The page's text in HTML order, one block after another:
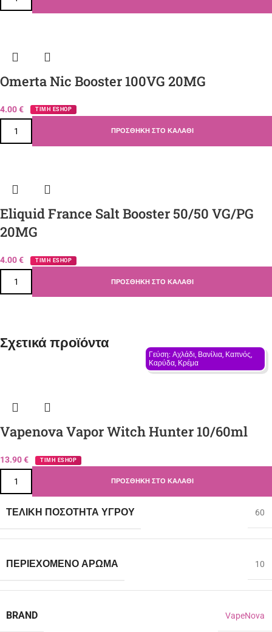
Omerta Nic Booster 100VG 20MG
4.00€ ΤΙΜΗ ESHOP
ΠΡΟΣΘΉΚΗ ΣΤΟ ΚΑΛΆΘΙ
Eliquid France Salt Booster 50/50 VG/PG
20MG
4.00€ ΤΙΜΗ ESHOP
ΠΡΟΣΘΉΚΗ ΣΤΟ ΚΑΛΆΘΙ
Σχετικά προϊόντα
Γεύση: Αχλάδι, Βανίλια, Καπνός,
Καρύδα, Κρέμα
Vapenova Vapor Witch Hunter 10/60ml
13.90€ ΤΙΜΗ ESHOP
ΠΡΟΣΘΉΚΗ ΣΤΟ ΚΑΛΆΘΙ
ΤΕΛΙΚΉ ΠΟΣΌΤΗΤΑ ΥΓΡΟΎ 60
ΠΕΡΙΈΧΟΜΕΝΟ ΆΡΩΜΑ 10
BRAND VapeNova